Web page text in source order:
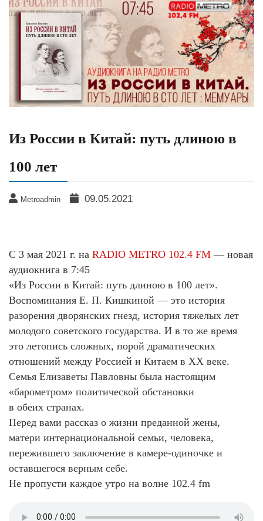
Из России в Китай: путь длиною в
100 лет
Metroadmin 09.05.2021
С 3 мая 2021 г. на RADIO METRO 102.4 FM — новая
аудиокнига в 7:45
«Из России в Китай: путь длиною в 100 лет».
Воспоминания Е. П. Кишкиной — это история
разорения дворянских гнезд, история тяжелых лет
молодого советского государства. И в то же время
это летопись сложных, порой драматических
отношений между Россией и Китаем в XX веке.
Семья Елизаветы Павловны была настоящим
«барометром» политической обстановки
в обеих странах.
Перед вами рассказ о жизни преданной жены,
матери интернациональной семьи, человека,
пережившего заключение в камере-одиночке и
оставшегося верным себе.
Не пропусти каждое утро на волне 102.4 fm